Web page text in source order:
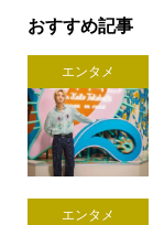
おすすめ記事
エンタメ
エンタメ